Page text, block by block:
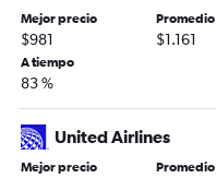
Mejor precio
$981
Promedio
$1.161
A tiempo
83 %
United Airlines
Mejor precio Promedio